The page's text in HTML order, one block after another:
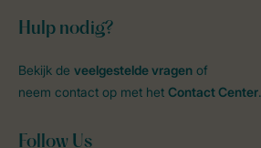
Hulp nodig?
Bekijk de veelgestelde vragen of
neem contact op met het Contact Center.
Follow Us